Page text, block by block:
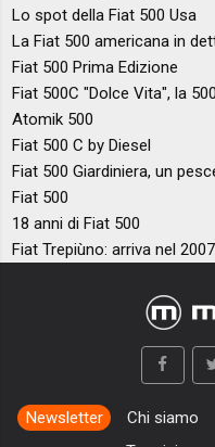
Lo spot della Fiat 500 Usa
La Fiat 500 americana in
Fiat 500 Prima Edizione
Fiat 500C "Dolce Vita", la
Atomik 500
Fiat 500 C by Diesel
Fiat 500 Giardiniera, un
Fiat 500
18 anni di Fiat 500
Fiat Trepiùno: arriva nel 2007
Newsletter Chi siamo